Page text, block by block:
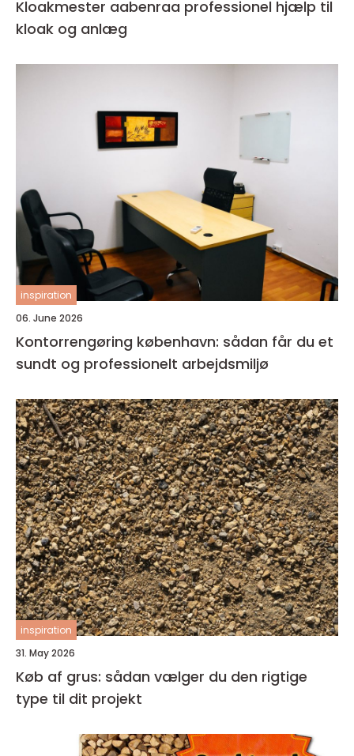
Kloakmester aabenraa professionel hjælp til
kloak og anlæg
inspiration
06. June 2026
Kontorrengøring københavn: sådan får du et
sundt og professionelt arbejdsmiljø
inspiration
31. May 2026
Køb af grus: sådan vælger du den rigtige
type til dit projekt